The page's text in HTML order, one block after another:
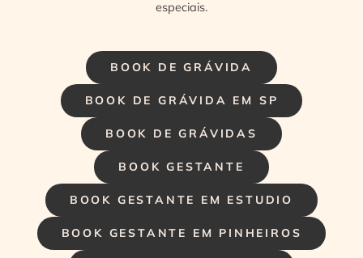
BOOK DE GRÁVIDA
BOOK DE GRÁVIDA EM SP
BOOK DE GRÁVIDAS
BOOK GESTANTE
BOOK GESTANTE EM ESTUDIO
BOOK GESTANTE EM PINHEIROS
especiais.